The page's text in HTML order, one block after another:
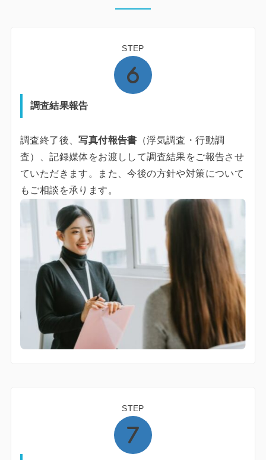
STEP
調査結果報告
調査終了後、写真付報告書 （浮気調査・行動調
査）、記録媒体をお渡しして調査結果をご報告させ
ていただきます。また、今後の方針や対策について
もご相談を承ります。
STEP